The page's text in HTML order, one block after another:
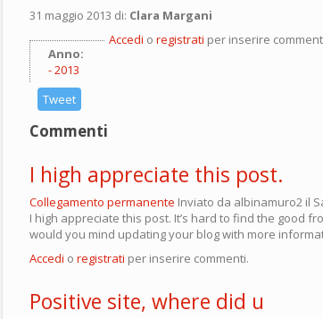
31 maggio 2013 di: Clara Margani
Anno:
2013
Accedi o registrati per inserire
Tweet
Commenti
I high appreciate this post.
Collegamento permanente Inviato da albinamuro2 il
I high appreciate this post. It’s hard to find the good
would you mind updating your blog with more
Accedi o registrati per inserire commenti.
Positive site, where did u